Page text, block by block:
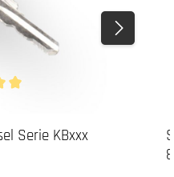
Serie KBxxx